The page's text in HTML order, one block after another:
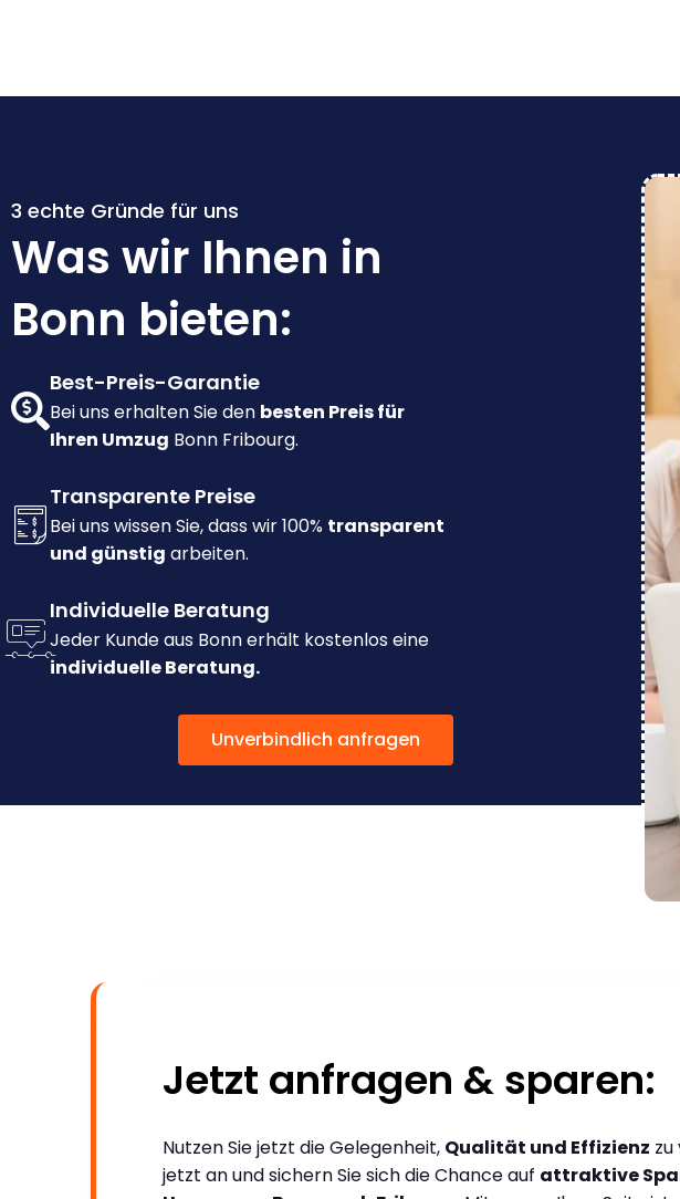
3 echte Gründe für uns
Was wir Ihnen in
Bonn bieten:
Best-Preis-Garantie
Bei uns erhalten Sie den besten Preis für
Ihren Umzug Bonn Fribourg.
Transparente Preise
Bei uns wissen Sie, dass wir 100% transparent
und günstig arbeiten.
Individuelle Beratung
Jeder Kunde aus Bonn erhält kostenlos eine
individuelle Beratung.
Unverbindlich anfragen
Jetzt anfragen & sparen:
Nutzen Sie jetzt die Gelegenheit, Qualität und Effizienz zu
jetzt an und sichern Sie sich die Chance auf attraktive